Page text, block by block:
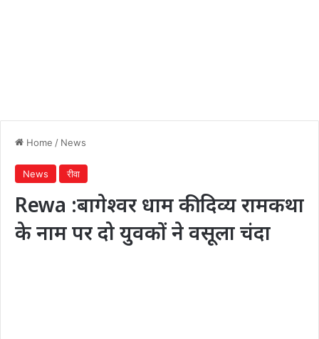
Home / News
News रीवा
Rewa :बागेश्वर धाम की दिव्य रामकथा
के नाम पर दो युवकों ने वसूला चंदा